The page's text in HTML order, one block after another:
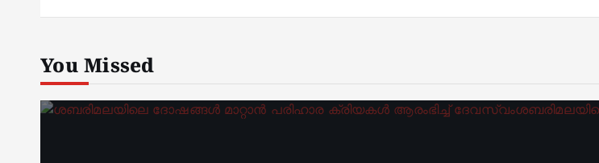
You Missed